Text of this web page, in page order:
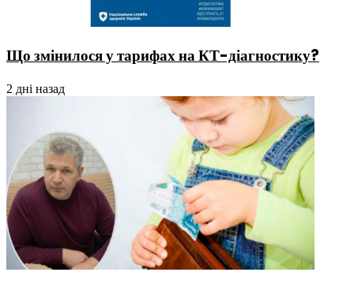
Що змінилося у тарифах на КТ-діагностику?
2 дні назад